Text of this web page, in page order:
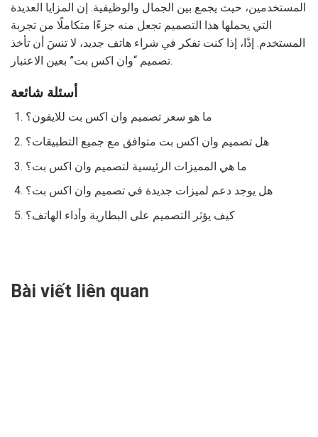
المستخدمين، حيث يجمع بين الجمال والوظيفية. إن المزايا العديدة
التي يحملها هذا التصميم تجعل منه جزءًا متكاملًا من تجربة
المستخدم. إذًا، إذا كنت تفكر في شراء هاتف جديد، لا تنسَ أن تأخذ
تصميم “وان اكس بت” بعين الاعتبار.
أسئلة شائعة
ما هو سعر تصميم وان اكس بت للايفون؟
هل تصميم وان اكس بت متوافق مع جميع التطبيقات؟
ما هي المميزات الرئيسية لتصميم وان اكس بت؟
هل يوجد دعم لميزات جديدة في تصميم وان اكس بت؟
كيف يؤثر التصميم على البطارية وأداء الهاتف؟
Bài viết liên quan